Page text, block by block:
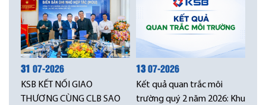
31 07-2026
KSB KẾT NỐI GIAO
THƯƠNG CÙNG CLB SAO
1307-2026
Kết quả quan trắc môi
trường quý 2 năm 2026: Khu